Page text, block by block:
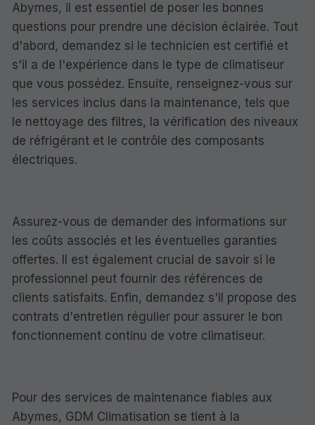
Abymes, il est essentiel de poser les bonnes
questions pour prendre une décision éclairée. Tout
d'abord, demandez si le technicien est certifié et
s'il a de l'expérience dans le type de climatiseur
que vous possédez. Ensuite, renseignez-vous sur
les services inclus dans la maintenance, tels que
le nettoyage des filtres, la vérification des niveaux
de réfrigérant et le contrôle des composants
électriques.
Assurez-vous de demander des informations sur
les coûts associés et les éventuelles garanties
offertes. Il est également crucial de savoir si le
professionnel peut fournir des références de
clients satisfaits. Enfin, demandez s'il propose des
contrats d'entretien régulier pour assurer le bon
fonctionnement continu de votre climatiseur.
Pour des services de maintenance fiables aux
Abymes, GDM Climatisation se tient à la